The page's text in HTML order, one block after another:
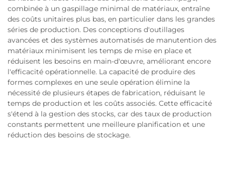
combinée à un gaspillage minimal de matériaux, entraîne
des coûts unitaires plus bas, en particulier dans les grandes
séries de production. Des conceptions d'outillages
avancées et des systèmes automatisés de manutention des
matériaux minimisent les temps de mise en place et
réduisent les besoins en main-d'œuvre, améliorant encore
l'efficacité opérationnelle. La capacité de produire des
formes complexes en une seule opération élimine la
nécessité de plusieurs étapes de fabrication, réduisant le
temps de production et les coûts associés. Cette efficacité
s'étend à la gestion des stocks, car des taux de production
constants permettent une meilleure planification et une
réduction des besoins de stockage.